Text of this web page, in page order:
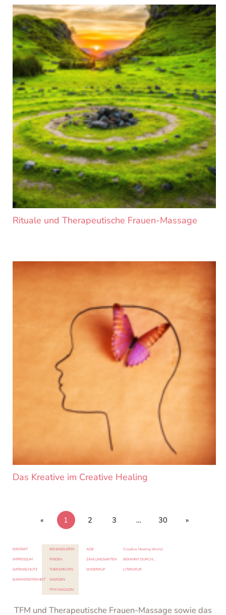
Rituale und Therapeutische Frauen-Massage
Das Kreative im Creative Healing
« 1 2 3 … 30 »
KONTAKT
IMPRESSUM
DATENSCHUTZ
BARRIEREFREIHEIT
BEHANDLERIN
FINDEN
THERAPEUTIN
WERDEN
TFM MAGAZIN
Creative Healing World
BEKANNT DURCH…
LITERATUR
AGB
ZAHLUNGSARTEN
WIDERRUF
TFM und Therapeutische Frauen-Massage sowie das